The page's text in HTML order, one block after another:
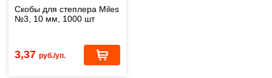
Скобы для степлера Miles
№3, 10 мм, 1000 шт
3,37 руб./уп.